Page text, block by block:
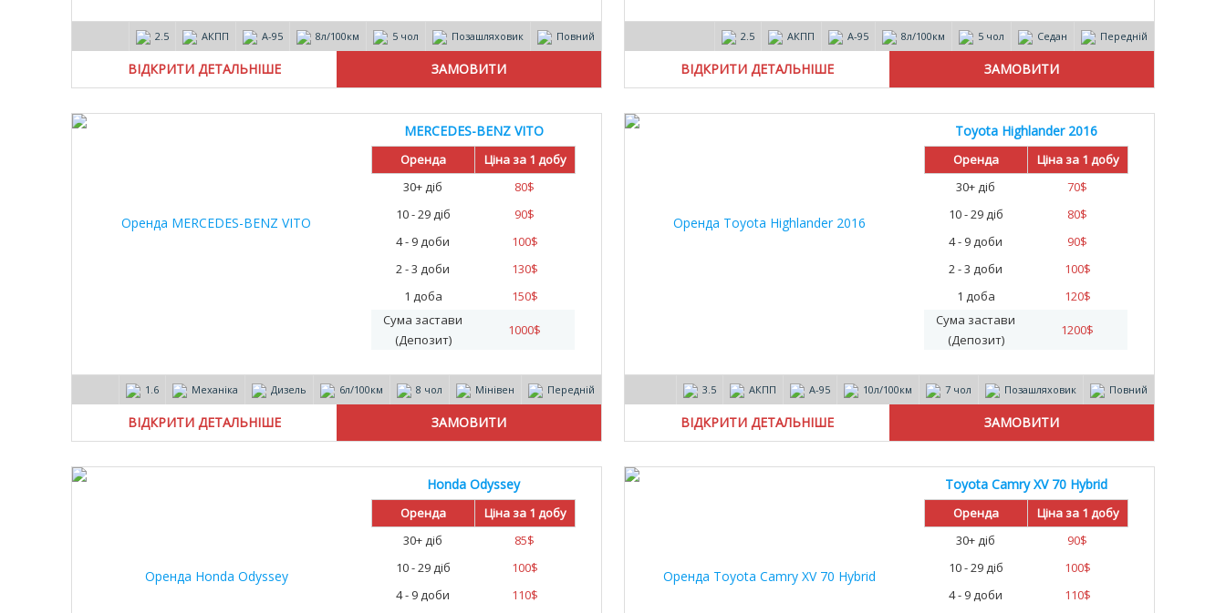
2.5 АКПП А-95 8л/100км 5 чол Позашляховик Повний
ВІДКРИТИ ДЕТАЛЬНІШЕ
2.5 АКПП А-95 8л/100км 5 чол Седан Передній
ВІДКРИТИ ДЕТАЛЬНІШЕ
MERCEDES-BENZ VITO
Оренда
Ціна за 1 добу
30+ діб
80$
10 - 29 діб
90$
4 - 9 доби
100$
2 - 3 доби
130$
1 доба
150$
Сума застави
(Депозит)
1000$
1.6 Механіка Дизель 6л/100км 8 чол Мінівен Передній
ВІДКРИТИ ДЕТАЛЬНІШЕ
Toyota Highlander 2016
Оренда
Ціна за 1 добу
30+ діб
70$
10 - 29 діб
80$
4 - 9 доби
90$
2 - 3 доби
100$
1 доба
120$
Сума застави
(Депозит)
1200$
3.5 АКПП А-95 10л/100км 7 чол Позашляховик Повний
ВІДКРИТИ ДЕТАЛЬНІШЕ
Honda Odyssey
Оренда
Ціна за 1 добу
30+ діб
85$
10 - 29 діб
100$
4 - 9 доби
110$
Toyota Camry XV 70 Hybrid
Оренда
Ціна за 1 добу
30+ діб
90$
10 - 29 діб
100$
4 - 9 доби
110$